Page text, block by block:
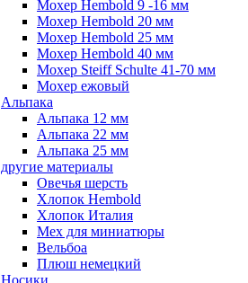
Мохер Hembold 9 -16 мм
Мохер Hembold 20 мм
Мохер Hembold 25 мм
Мохер Hembold 40 мм
Мохер Steiff Schulte 41-70 мм
Мохер ежовый
Альпака
Альпака 12 мм
Альпака 22 мм
Альпака 25 мм
другие материалы
Овечья шерсть
Хлопок Hembold
Хлопок Италия
Мех для миниатюры
Вельбоа
Плюш немецкий
Носики